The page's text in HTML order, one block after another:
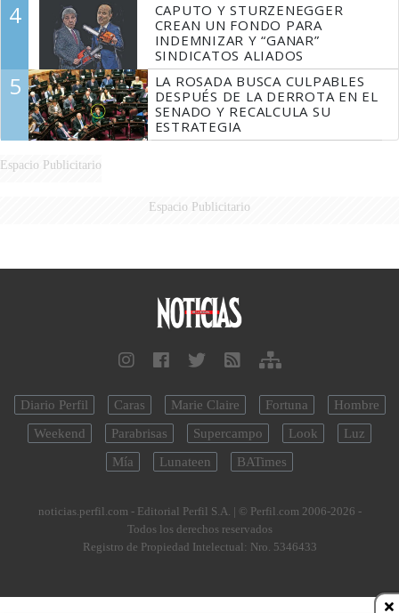
4
CAPUTO Y STURZENEGGER
CREAN UN FONDO PARA
INDEMNIZAR Y “GANAR”
SINDICATOS ALIADOS
5
LA ROSADA BUSCA CULPABLES
DESPUÉS DE LA DERROTA EN EL
SENADO Y RECALCULA SU
ESTRATEGIA
Espacio Publicitario
Espacio Publicitario
Diario Perfil Caras Marie Claire Fortuna
Hombre
Weekend
Parabrisas Supercampo Look
Luz
Mía
Lunateen BATimes
noticias.perfil.com - Editorial Perfil S.A. | © Perfil.com 2006-2026 -
Todos los derechos reservados
Registro de Propiedad Intelectual: Nro. 5346433